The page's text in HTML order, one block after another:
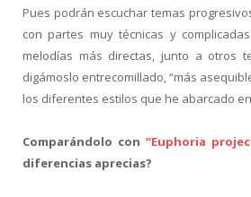
Pues podrán escuchar temas
con partes muy técnicas y
melodías más directas, junto a otros
digámoslo entrecomillado, “más
los diferentes estilos que he abarcado
Comparándolo con “Euphoria
diferencias aprecias?